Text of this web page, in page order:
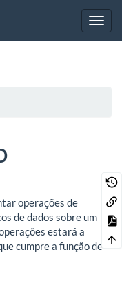
operações de
de dados sobre um
estará a
cumpre a função de